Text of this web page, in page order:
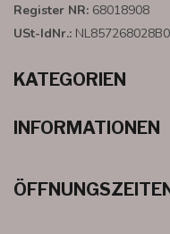
Register NR: 68018908
USt-IdNr.:
KATEGORIEN
INFORMATIONEN